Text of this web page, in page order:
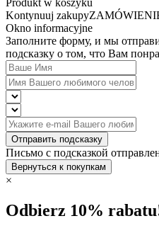
Kontynuuj zakupy
Okno informacyjne
Заполните форму, и мы
подсказку о том, что Вам
Отправить подсказку
Письмо с подсказкой
Вернуться к покупкам
×
Odbierz 10%